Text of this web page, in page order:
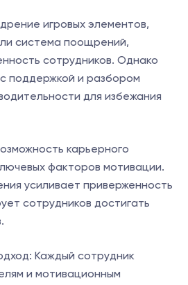
игровых элементов,
система поощрений,
сотрудников. Однако
поддержкой и разбором
для избежания
карьерного
факторов мотивации.
усиливает приверженность
сотрудников достигать
Каждый сотрудник
и мотивационным